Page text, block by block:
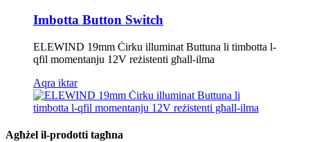
Imbotta Button Switch
ELEWIND 19mm Ċirku illuminat Buttuna li timbotta l-
qfil momentanju 12V reżistenti għall-ilma
Aqra iktar
Agħżel il-prodotti tagħna